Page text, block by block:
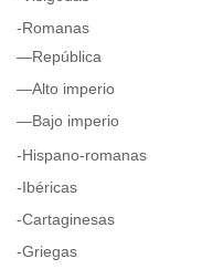
-Romanas
—República
—Alto imperio
—Bajo imperio
-Hispano-romanas
-Ibéricas
-Cartaginesas
-Griegas